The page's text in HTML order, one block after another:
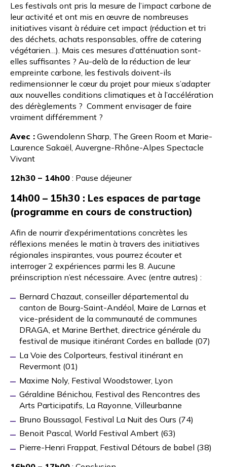
Les festivals ont pris la mesure de l’impact carbone de
leur activité et ont mis en œuvre de nombreuses
initiatives visant à réduire cet impact (réduction et tri
des déchets, achats responsables, offre de catering
végétarien…). Mais ces mesures d’atténuation sont-
elles suffisantes ? Au-delà de la réduction de leur
empreinte carbone, les festivals doivent-ils
redimensionner le cœur du projet pour mieux s’adapter
aux nouvelles conditions climatiques et à l’accélération
des dérèglements ? Comment envisager de faire
vraiment différemment ?
Avec : Gwendolenn Sharp, The Green Room et Marie-
Laurence Sakaël, Auvergne-Rhône-Alpes Spectacle
Vivant
12h30 – 14h00 : Pause déjeuner
14h00 – 15h30 : Les espaces de partage
(programme en cours de construction)
Afin de nourrir d’expérimentations concrètes les
réflexions menées le matin à travers des initiatives
régionales inspirantes, vous pourrez écouter et
interroger 2 expériences parmi les 8. Aucune
préinscription n’est nécessaire. Avec (entre autres) :
Bernard Chazaut, conseiller départemental du
canton de Bourg-Saint-Andéol, Maire de Larnas et
vice-président de la communauté de communes
DRAGA, et Marine Berthet, directrice générale du
festival de musique itinérantCordes en ballade (07)
La Voie des Colporteurs, festival itinérant en
Revermont (01)
Maxime Noly, Festival Woodstower, Lyon
Géraldine Bénichou, Festival des Rencontres des
Arts Participatifs, La Rayonne, Villeurbanne
Bruno Boussagol, Festival La Nuit des Ours (74)
Benoit Pascal,World Festival Ambert (63)
Pierre-Henri Frappat, Festival Détours de babel (38)